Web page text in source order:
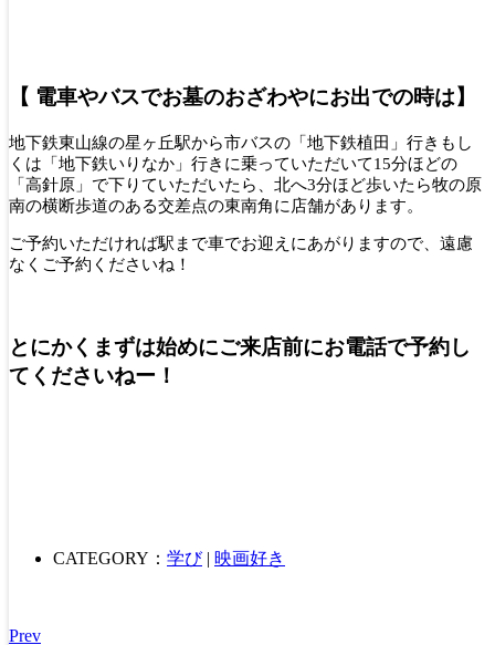
【 電車やバスでお墓のおざわやにお出での時は】
地下鉄東山線の星ヶ丘駅から市バスの「地下鉄植田」行きもし
くは「地下鉄いりなか」行きに乗っていただいて15分ほどの
「高針原」で下りていただいたら、北へ3分ほど歩いたら牧の原
南の横断歩道のある交差点の東南角に店舗があります。
ご予約いただければ駅まで車でお迎えにあがりますので、遠慮
なくご予約くださいね！
とにかくまずは始めにご来店前にお電話で予約し
てくださいねー！
CATEGORY： 学び| 映画好き
Prev